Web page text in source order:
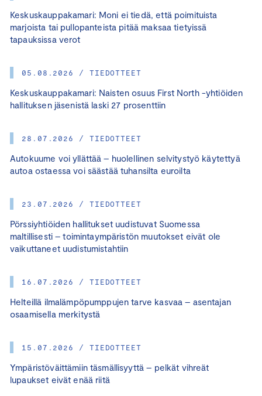
Keskuskauppakamari: Moni ei tiedä, että poimituista
marjoista tai pullopanteista pitää maksaa tietyissä
tapauksissa verot
05.08.2026 / TIEDOTTEET
Keskuskauppakamari: Naisten osuus First North -yhtiöiden
hallituksen jäsenistä laski 27 prosenttiin
28.07.2026 / TIEDOTTEET
Autokuume voi yllättää – huolellinen selvitystyö käytettyä
autoa ostaessa voi säästää tuhansilta euroilta
23.07.2026 / TIEDOTTEET
Pörssiyhtiöiden hallitukset uudistuvat Suomessa
maltillisesti – toimintaympäristön muutokset eivät ole
vaikuttaneet uudistumistahtiin
16.07.2026 / TIEDOTTEET
Helteillä ilmalämpöpumppujen tarve kasvaa – asentajan
osaamisella merkitystä
15.07.2026 / TIEDOTTEET
Ympäristöväittämiin täsmällisyyttä – pelkät vihreät
lupaukset eivät enää riitä